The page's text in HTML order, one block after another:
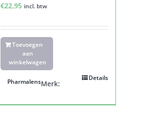
€22,95 incl. btw
Toevoegen
aan
winkelwagen
Details
Merk:
Pharmalens